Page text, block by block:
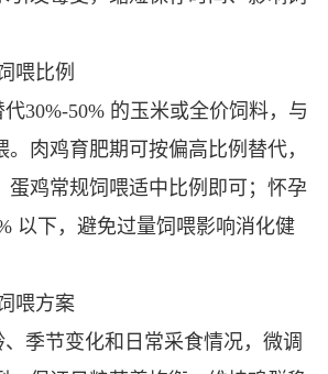
喂比例
30%-50% 的玉米或全价饲料，与
肉鸡育肥期可按偏高比例替代，
蛋鸡常规饲喂适中比例即可；怀孕
以下，避免过量饲喂影响消化健
喂方案
季节变化和日常采食情况，微调